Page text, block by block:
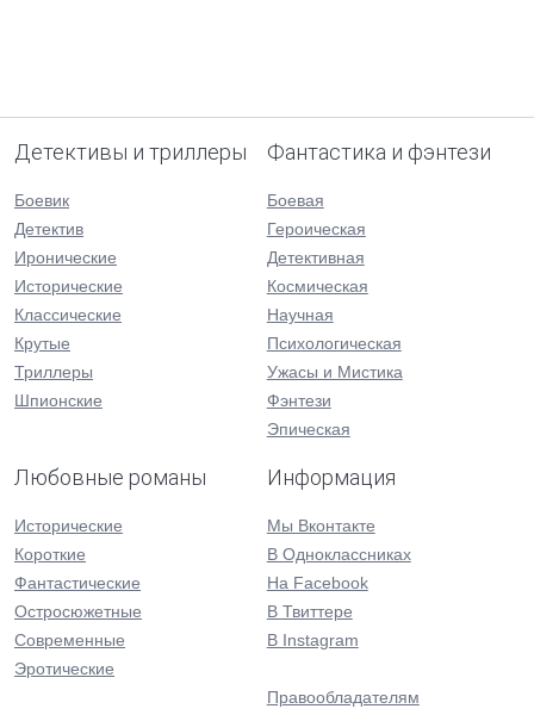
Детективы и триллеры
Боевик
Детектив
Иронические
Исторические
Классические
Крутые
Триллеры
Шпионские
Фантастика и фэнтези
Боевая
Героическая
Детективная
Космическая
Научная
Психологическая
Ужасы и Мистика
Фэнтези
Эпическая
Любовные романы
Исторические
Короткие
Фантастические
Остросюжетные
Современные
Эротические
Информация
Мы Вконтакте
В Одноклассниках
На Facebook
В Твиттере
В Instagram
Правообладателям